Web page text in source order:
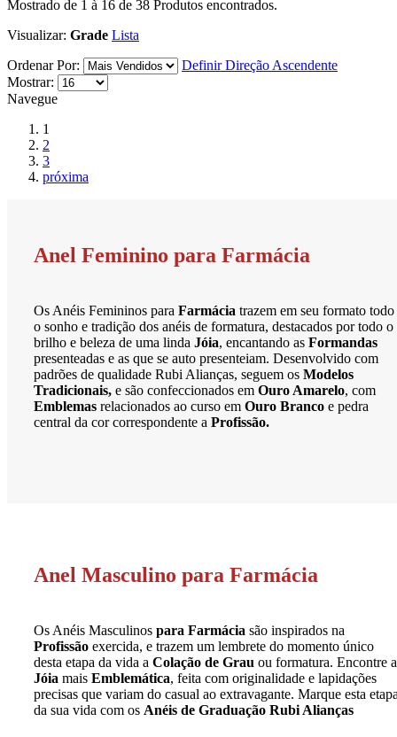
Mostrado de 1 à 16 de 38 Produtos encontrados.
Visualizar: Grade Lista
Ordenar Por:
Definir Direção Ascendente
Mostrar:
Navegue
1
2
3
próxima
Anel Feminino para Farmácia
Os Anéis Femininos para Farmácia trazem em seu formato todo
o sonho e tradição dos anéis de formatura, destacados por todo o
brilho e beleza de uma linda Jóia, encantando as Formandas
presenteadas e as que se auto presenteiam. Desenvolvido com
padrões de qualidade Rubi Alianças, seguem os Modelos
Tradicionais, e são confeccionados em Ouro Amarelo, com
Emblemas relacionados ao curso em Ouro Branco e pedra
central da cor correspondente a Profissão.
Anel Masculino para Farmácia
Os Anéis Masculinos para Farmácia são inspirados na
Profissão exercida, e trazem um lembrete do momento único
desta etapa da vida a Colação de Grau ou formatura. Encontre a
Jóia mais Emblemática, feita com originalidade e lapidações
precisas que variam do casual ao extravagante. Marque esta
da sua vida com os Anéis de Graduação Rubi Alianças